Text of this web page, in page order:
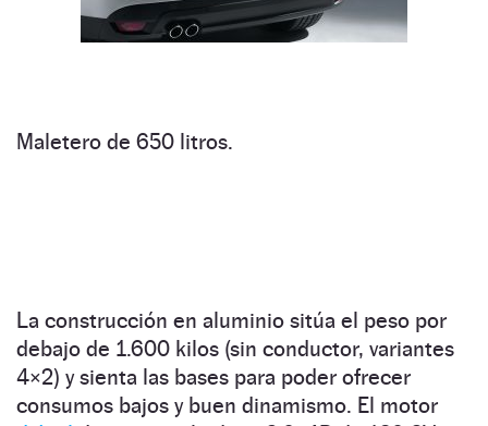
Maletero de 650 litros.
La construcción en aluminio sitúa el peso por
debajo de 1.600 kilos (sin conductor, variantes
4×2) y sienta las bases para poder ofrecer
consumos bajos y buen dinamismo. El motor